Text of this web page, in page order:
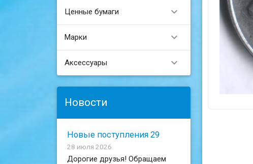
Ценные бумаги 
Марки 
Аксессуары 
Новости
Новые поступления 29
28 июля 2026
Дорогие друзья! Обращаем